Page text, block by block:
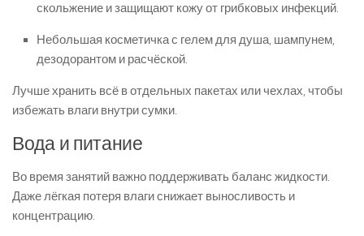
скольжение и защищают кожу от грибковых инфекций.
Небольшая косметичка с гелем для душа, шампунем,
дезодорантом и расчёской.
Лучше хранить всё в отдельных пакетах или чехлах, чтобы
избежать влаги внутри сумки.
Вода и питание
Во время занятий важно поддерживать баланс жидкости.
Даже лёгкая потеря влаги снижает выносливость и
концентрацию.